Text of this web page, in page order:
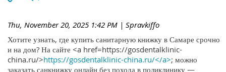
Thu, November 20, 2025 1:42 PM | Spravkiffo
Хотите узнать, где купить санитарную книжку в Самаре срочно
и на дом? На сайте <a href=https://gosdentalklinic-
china.ru/>https://gosdentalklinic-china.ru/</a>; можно
заказать санкнижку онлайн без похода в поликлинику —